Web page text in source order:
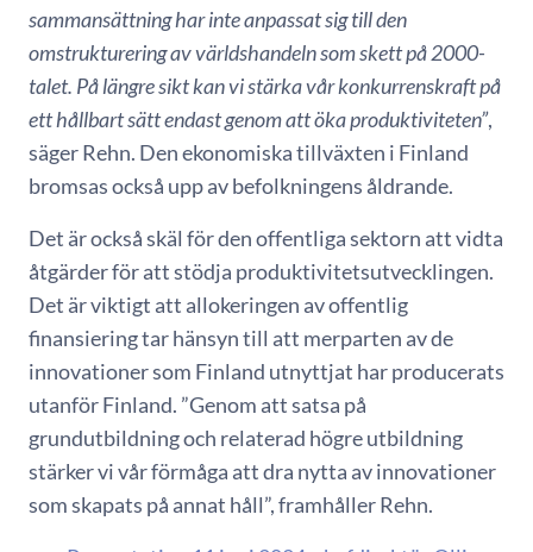
sammansättning har inte anpassat sig till den
omstrukturering av världshandeln som skett på 2000-
talet. På längre sikt kan vi stärka vår konkurrenskraft på
ett hållbart sätt endast genom att öka produktiviteten”,
säger Rehn. Den ekonomiska tillväxten i Finland
bromsas också upp av befolkningens åldrande.
Det är också skäl för den offentliga sektorn att vidta
åtgärder för att stödja produktivitetsutvecklingen.
Det är viktigt att allokeringen av offentlig
finansiering tar hänsyn till att merparten av de
innovationer som Finland utnyttjat har producerats
utanför Finland. ”Genom att satsa på
grundutbildning och relaterad högre utbildning
stärker vi vår förmåga att dra nytta av innovationer
som skapats på annat håll”, framhåller Rehn.